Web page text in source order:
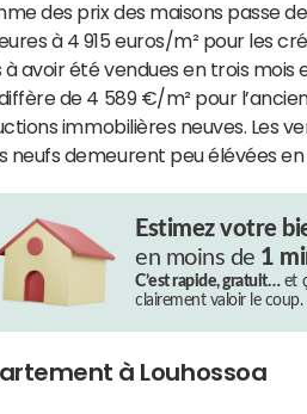
des prix des maisons passe
à 4 915 euros/m² pour les
à avoir été vendues en trois mois
de 4 589 €/m² pour
immobilières neuves. Les
demeurent peu élévées en
Estimez votre
en moins de 1
C’est rapide, gratuit…et
clairement valoir le coup.
à Louhossoa